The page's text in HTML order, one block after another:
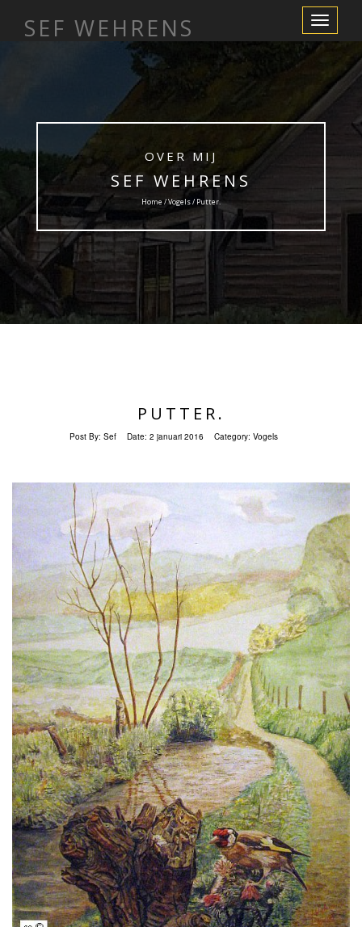
Toggle
Navigation
SEF WEHRENS
OVER MIJ
SEF WEHRENS
Home /Vogels/ Putter.
PUTTER.
Post By: Sef Date: 2 januari 2016 Category: Vogels